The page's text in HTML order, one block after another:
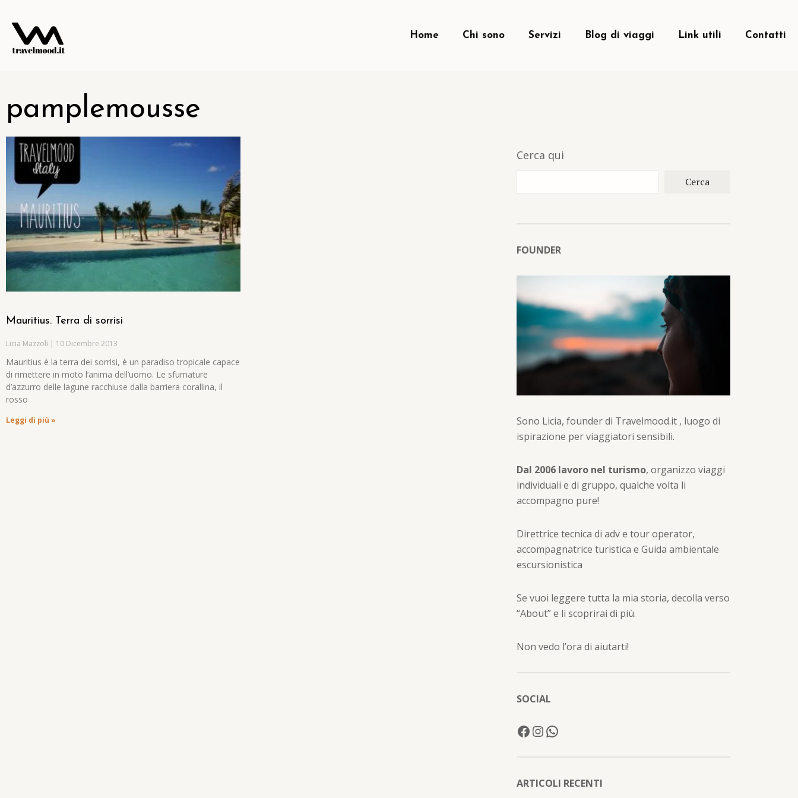
Home Chi sono Servizi Blog di viaggi Link utili Contatti
pamplemousse
Mauritius. Terra di sorrisi
Licia Mazzoli 10 Dicembre 2013
Mauritius è la terra dei sorrisi, è un paradiso tropicale capace
di rimettere in moto l’anima dell’uomo. Le sfumature
d’azzurro delle lagune racchiuse dalla barriera corallina, il
rosso
Leggi di più »
Cerca qui
Cerca
FOUNDER
Sono Licia, founder di Travelmood.it , luogo di
ispirazione per viaggiatori sensibili.
Dal 2006 lavoro nel turismo, organizzo viaggi
individuali e di gruppo, qualche volta li
accompagno pure!
Direttrice tecnica di adv e tour operator,
accompagnatrice turistica e Guida ambientale
escursionistica
Se vuoi leggere tutta la mia storia, decolla verso
“About” e li scoprirai di più.
Non vedo l’ora di aiutarti!
SOCIAL
ARTICOLI RECENTI